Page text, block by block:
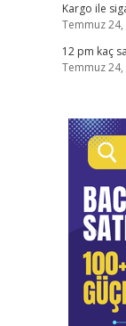
Kargo ile
Temmuz 24,
12 pm kaç
Temmuz 24,